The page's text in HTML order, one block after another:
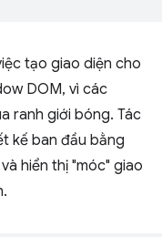
tạo giao diện cho
DOM, vì các
ranh giới bóng. Tác
kế ban đầu bằng
hiển thị "móc" giao